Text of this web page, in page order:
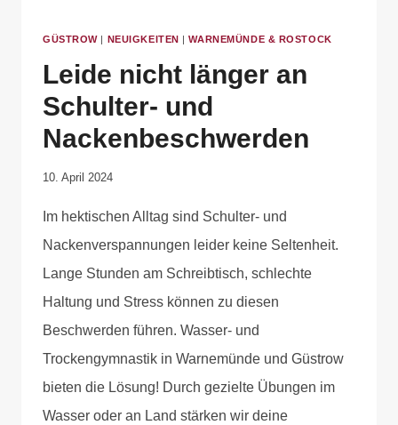
GÜSTROW| NEUIGKEITEN |WARNEMÜNDE & ROSTOCK
Leide nicht länger an
Schulter- und
Nackenbeschwerden
Von
Krause
10. April 2024
Im hektischen Alltag sind Schulter- und
Nackenverspannungen leider keine Seltenheit.
Lange Stunden am Schreibtisch, schlechte
Haltung und Stress können zu diesen
Beschwerden führen. Wasser- und
Trockengymnastik in Warnemünde und Güstrow
bieten die Lösung! Durch gezielte Übungen im
Wasser oder an Land stärken wir deine